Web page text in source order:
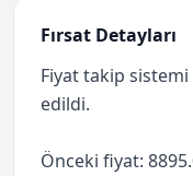
Fırsat Detayları
Fiyat takip
edildi.
Önceki fiyat: